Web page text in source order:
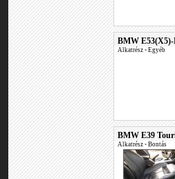
BMW E53(X5)-
Alkatrész • Egyéb
BMW E39
Alkatrész • Bontás